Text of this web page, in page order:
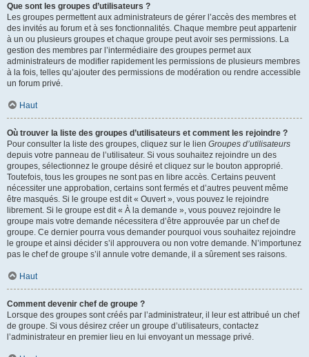
Que sont les groupes d’utilisateurs ?
Les groupes permettent aux administrateurs de gérer l’accès des membres et
des invités au forum et à ses fonctionnalités. Chaque membre peut appartenir
à un ou plusieurs groupes et chaque groupe peut avoir ses permissions. La
gestion des membres par l’intermédiaire des groupes permet aux
administrateurs de modifier rapidement les permissions de plusieurs membres
à la fois, telles qu’ajouter des permissions de modération ou rendre accessible
un forum privé.
Haut
Où trouver la liste des groupes d’utilisateurs et comment les rejoindre ?
Pour consulter la liste des groupes, cliquez sur le lien Groupes d’utilisateurs
depuis votre panneau de l’utilisateur. Si vous souhaitez rejoindre un des
groupes, sélectionnez le groupe désiré et cliquez sur le bouton approprié.
Toutefois, tous les groupes ne sont pas en libre accès. Certains peuvent
nécessiter une approbation, certains sont fermés et d’autres peuvent même
être masqués. Si le groupe est dit « Ouvert », vous pouvez le rejoindre
librement. Si le groupe est dit « À la demande », vous pouvez rejoindre le
groupe mais votre demande nécessitera d’être approuvée par un chef de
groupe. Ce dernier pourra vous demander pourquoi vous souhaitez rejoindre
le groupe et ainsi décider s’il approuvera ou non votre demande. N’importunez
pas le chef de groupe s’il annule votre demande, il a sûrement ses raisons.
Haut
Comment devenir chef de groupe ?
Lorsque des groupes sont créés par l’administrateur, il leur est attribué un chef
de groupe. Si vous désirez créer un groupe d’utilisateurs, contactez
l’administrateur en premier lieu en lui envoyant un message privé.